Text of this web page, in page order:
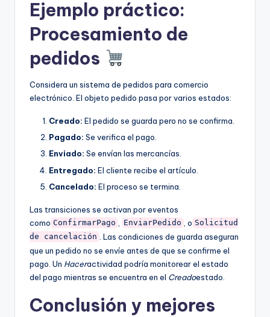
Ejemplo práctico:
Procesamiento de
pedidos
Considera un sistema de pedidos para comercio
electrónico. El objeto pedido pasa por varios estados:
Creado: El pedido se guarda pero no se confirma.
Pagado: Se verifica el pago.
Enviado: Se envían las mercancías.
Entregado: El cliente recibe el artículo.
Cancelado: El proceso se termina.
Las transiciones se activan por eventos
como ConfirmarPago EnviarPedido , o Solicitud
de cancelación
. Las condiciones de guarda aseguran
que un pedido no se envíe antes de que se confirme el
pago. Un Haceractividad podría monitorear el estado
del pago mientras se encuentra en el Creadoestado.
Conclusión y mejores